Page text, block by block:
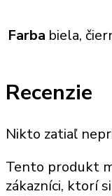
Farba biela,
Recenzie
Nikto zatiaľ
Tento produkt
zákazníci, ktorí